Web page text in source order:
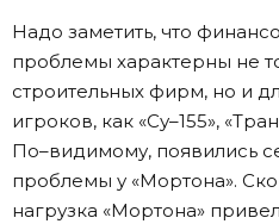
Надо заметить, что
проблемы характерны не
строительных фирм, но и
игроков, как «Су–155»,
По–видимому, появились
проблемы у «Мортона».
нагрузка «Мортона»